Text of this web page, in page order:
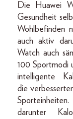
Die Huawei
Gesundheit
Wohlbefinden
auch aktiv
Watch auch
100 Sportmodi
intelligente
die
darunter